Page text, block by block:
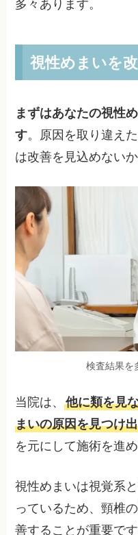
多々あります。
視性めまいを
まずはあなたの視性
す。原因を取り違え
は改善を見込めないか
検査結果を
当院は、他に類を見
まいの原因を見つけ
を元にして施術を進
視性めまいは視覚系
っているため、頸椎
善することが重要で